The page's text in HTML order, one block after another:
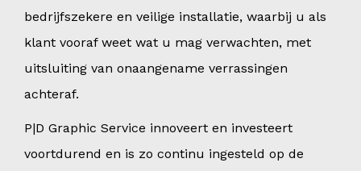
bedrijfszekere en veilige installatie, waarbij u als
klant vooraf weet wat u mag verwachten, met
uitsluiting van onaangename verrassingen
achteraf.
P|D Graphic Service innoveert en investeert
voortdurend en is zo continu ingesteld op de